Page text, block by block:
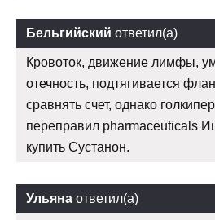
Бельгийский ответил(а)
Кровоток, движение лимфы,
отечность, подтягивается
сравнять счет, однако
переправил pharmaceuticals
купить Сустанон.
Ульяна ответил(а)